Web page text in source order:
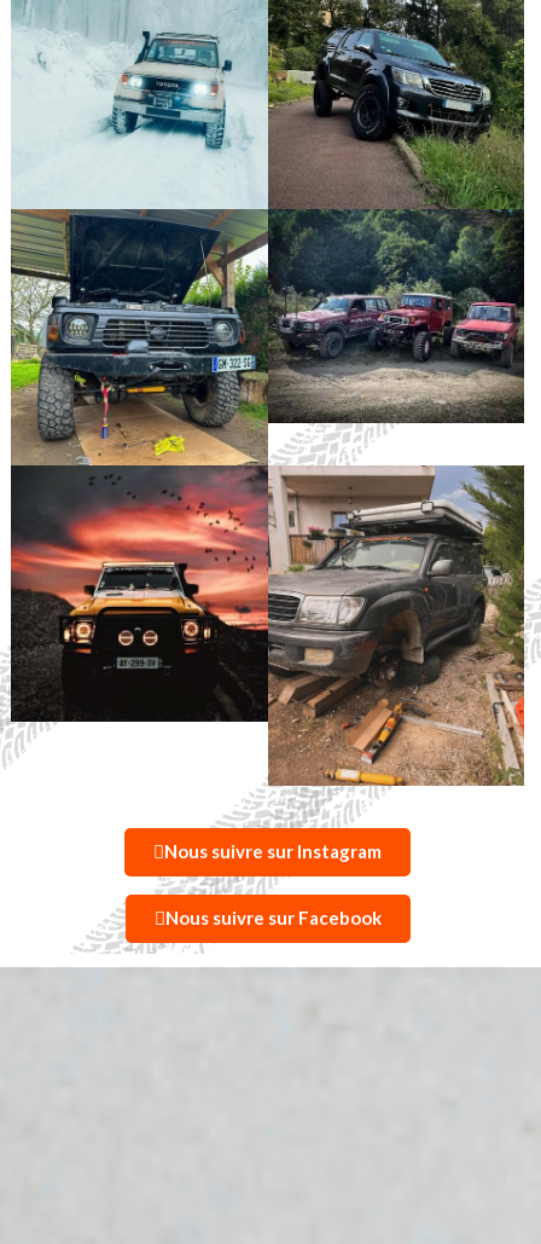
Nous suivre sur Instagram
Nous suivre sur Facebook